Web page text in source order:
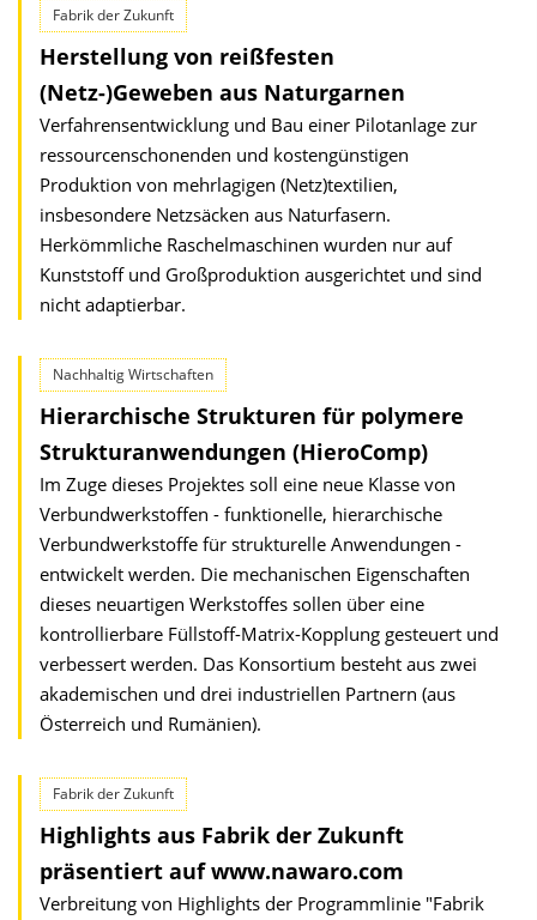
Fabrik der Zukunft
Herstellung von reißfesten
(Netz-)Geweben aus Naturgarnen
Verfahrensentwicklung und Bau einer Pilotanlage zur
ressourcenschonenden und kostengünstigen
Produktion von mehrlagigen (Netz)textilien,
insbesondere Netzsäcken aus Naturfasern.
Herkömmliche Raschelmaschinen wurden nur auf
Kunststoff und Großproduktion ausgerichtet und sind
nicht adaptierbar.
Nachhaltig Wirtschaften
Hierarchische Strukturen für polymere
Strukturanwendungen (HieroComp)
Im Zuge dieses Projektes soll eine neue Klasse von
Verbundwerkstoffen - funktionelle, hierarchische
Verbundwerkstoffe für strukturelle Anwendungen -
entwickelt werden. Die mechanischen Eigenschaften
dieses neuartigen Werkstoffes sollen über eine
kontrollierbare Füllstoff-Matrix-Kopplung gesteuert und
verbessert werden. Das Konsortium besteht aus zwei
akademischen und drei industriellen Partnern (aus
Österreich und Rumänien).
Fabrik der Zukunft
Highlights aus Fabrik der Zukunft
präsentiert auf www.nawaro.com
Verbreitung von Highlights der Programmlinie "Fabrik